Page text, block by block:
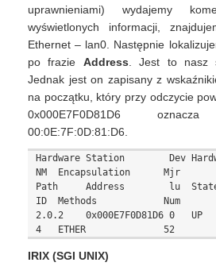
uprawnieniami) wydajemy
wyświetlonych informacji,
Ethernet – lan0. Następnie
po frazie Address . Jest to nasz
Jednak jest on zapisany z
na początku, który przy odczycie
0x000E7F0D81D6
00:0E:7F:0D:81:D6.
Hardware Station        Dev
NM  Encapsulation      Mjr
Path     Address        lu  State
ID  Methods            Num
2.0.2    0x000E7F0D81D6 0
IRIX (SGI UNIX)